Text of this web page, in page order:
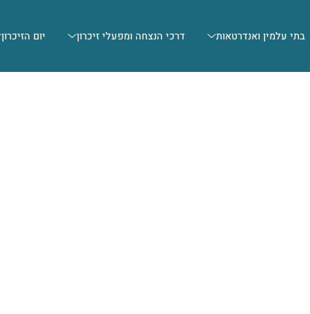
בתי עלמין ואנדרטאות דרכי הנצחה ומפעלי זיכרון יום הזיכרון